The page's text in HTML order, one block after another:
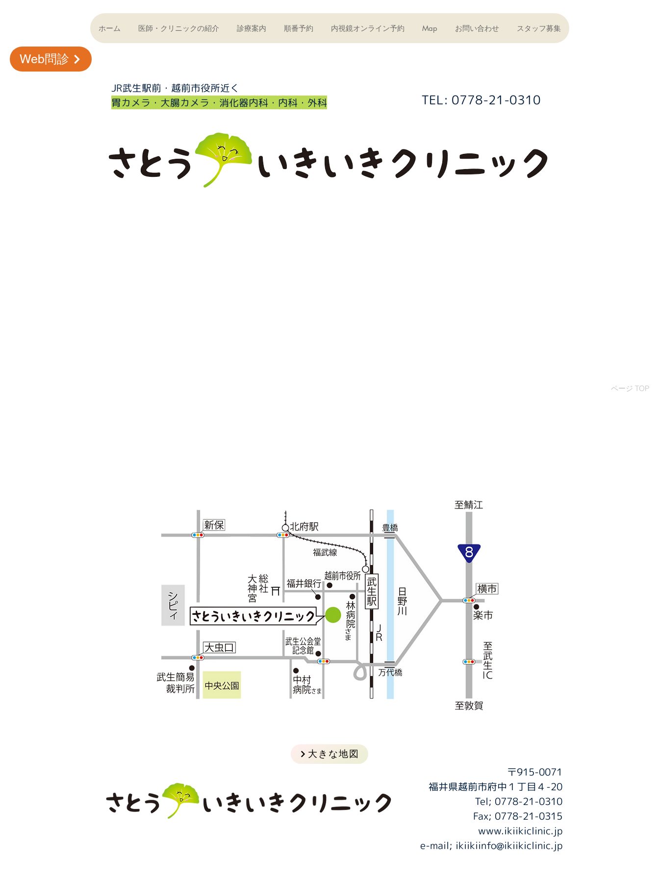
Web問診
ホーム 医師・クリニックの紹介 診療案内 順番予約 内視鏡オンライン予約 Map お問い合わせ スタッフ募集
JR武生駅前・越前市役所近く
​胃カメラ・大腸カメラ・消化器内科・内科・外科
TEL: 0778-21-0310
ページ TOP
大きな地図
〒915-0071
福井県越前市府中１丁目４-20
Tel; 0778-21-0310
Fax; 0778-21-0315
www.ikiikiclinic.jp
​e-mail; ikiikiinfo@ikiikiclinic.jp